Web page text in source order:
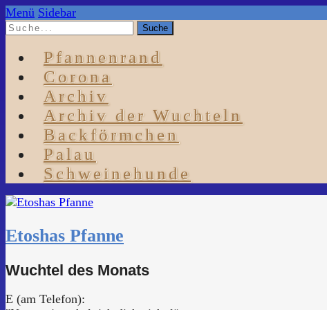
Menü Sidebar
Pfannenrand
Corona
Archiv
Archiv der Wuchteln
Backförmchen
Palau
Schweinehunde
Etoshas Pfanne
Wuchtel des Monats
E (am Telefon):